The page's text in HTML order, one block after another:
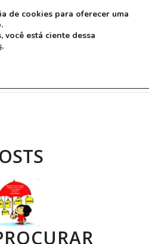
pediatris
de cookies para oferecer uma
está ciente dessa
.